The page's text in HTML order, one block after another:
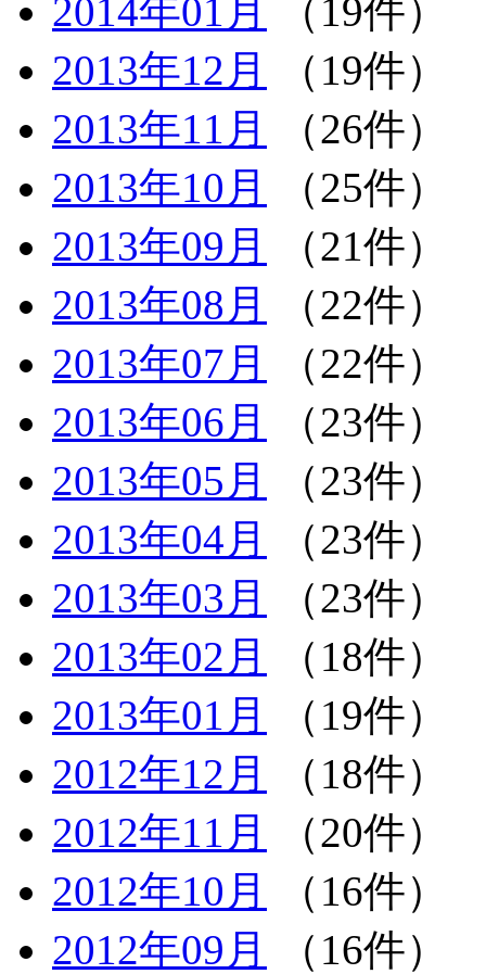
2014年01月
（19件）
2013年12月
（19件）
2013年11月
（26件）
2013年10月
（25件）
2013年09月
（21件）
2013年08月
（22件）
2013年07月
（22件）
2013年06月
（23件）
2013年05月
（23件）
2013年04月
（23件）
2013年03月
（23件）
2013年02月
（18件）
2013年01月
（19件）
2012年12月
（18件）
2012年11月
（20件）
2012年10月
（16件）
2012年09月
（16件）